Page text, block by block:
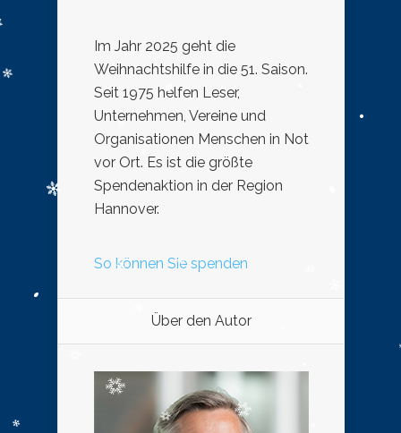
Im Jahr 2025 geht die
Weihnachtshilfe in die 51. Saison.
Seit 1975 helfen Leser,
Unternehmen, Vereine und
Organisationen Menschen in Not
vor Ort. Es ist die größte
Spendenaktion in der Region
Hannover.
So können Sie spenden
Über den Autor